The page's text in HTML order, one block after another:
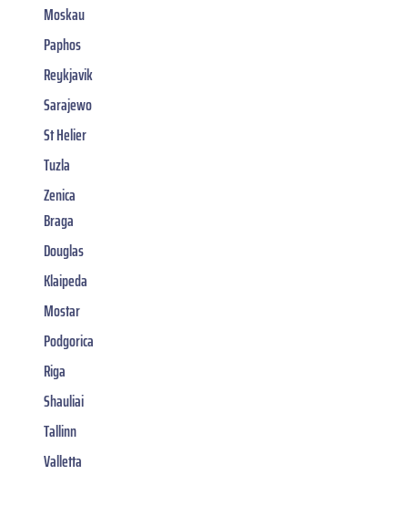
Moskau
Paphos
Reykjavik
Sarajewo
St Helier
Tuzla
Zenica
Braga
Douglas
Klaipeda
Mostar
Podgorica
Riga
Shauliai
Tallinn
Valletta